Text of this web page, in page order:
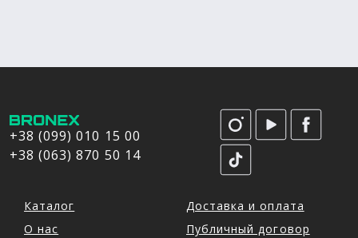
+38 (099) 010 15 00
+38 (063) 870 50 14
Каталог
О нас
Доставка и оплата
Публичный договор